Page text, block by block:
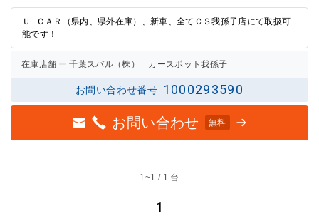
Ｕ−ＣＡＲ（県内、県外在庫）、新車、全てＣＳ我孫子店にて取扱可
能です！
在庫店舗 千葉スバル（株） カースポット我孫子
お問い合わせ番号 1000293590
お問い合わせ 無料
1~1 / 1 台
1